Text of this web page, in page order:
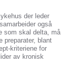
der leder
også
som skal delta, må
preparater, blant
kriteriene for
av kronisk